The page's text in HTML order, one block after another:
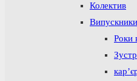
Колектив
Випускники
Роки